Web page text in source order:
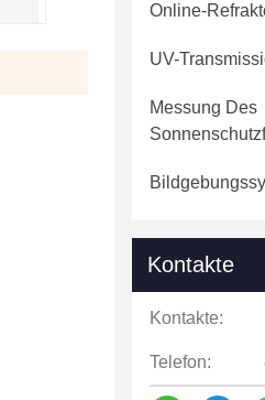
Online-
UV-
Messung Des
Kontakte
Kontakte:
Telefon: